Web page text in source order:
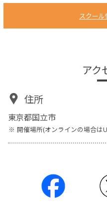
スクール
アク
住所
東京都国立市
開催場所(オンラインの場合は